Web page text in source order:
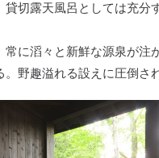
貸切露天風呂としては充分
常に滔々と新鮮な源泉が注
野趣溢れる設えに圧倒さ